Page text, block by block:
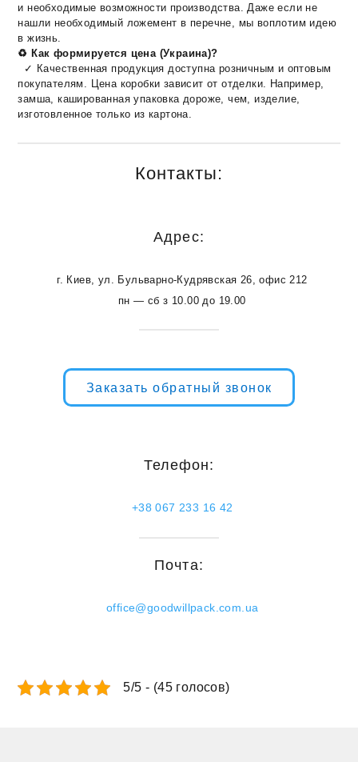
и необходимые возможности производства. Даже если не
нашли необходимый ложемент в перечне, мы воплотим идею
в жизнь.
♻ Как формируется цена (Украина)?
✓ Качественная продукция доступна розничным и оптовым
покупателям. Цена коробки зависит от отделки. Например,
замша, кашированная упаковка дороже, чем, изделие,
изготовленное только из картона.
Контакты:
Адрес:
г. Киев, ул. Бульварно-Кудрявская 26, офис 212
пн — сб з 10.00 до 19.00
Заказать обратный звонок
Телефон:
+38 067 233 16 42
Почта:
office@goodwillpack.com.ua
5/5 - (45 голосов)